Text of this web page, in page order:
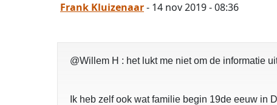
Frank Kluizenaar- 14 nov 2019 - 08:36
@Willem H : het lukt me niet om de informatie
Ik heb zelf ook wat familie begin 19de eeuw